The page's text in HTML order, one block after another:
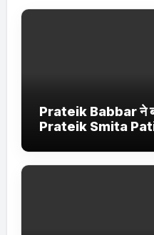
Prateik Babbar ने
Prateik Smita Patil